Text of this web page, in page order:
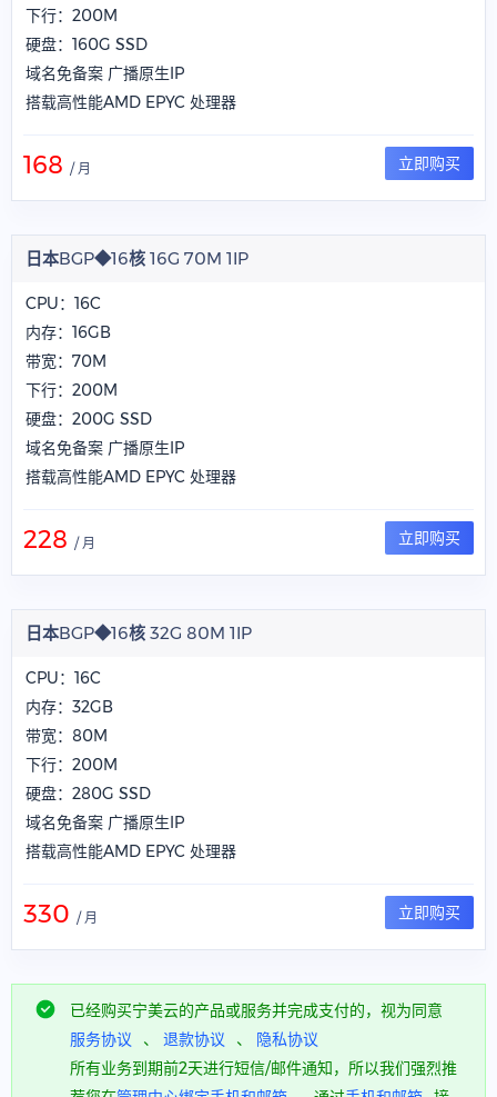
下行：200M
硬盘：160G SSD
域名免备案 广播原生IP
搭载高性能AMD EPYC 处理器
168 / 月 立即购买
日本BGP◆16核 16G 70M 1IP
CPU：16C
内存：16GB
带宽：70M
下行：200M
硬盘：200G SSD
域名免备案 广播原生IP
搭载高性能AMD EPYC 处理器
228 / 月 立即购买
日本BGP◆16核 32G 80M 1IP
CPU：16C
内存：32GB
带宽：80M
下行：200M
硬盘：280G SSD
域名免备案 广播原生IP
搭载高性能AMD EPYC 处理器
330 / 月 立即购买
已经购买宁美云的产品或服务并完成支付的，视为同意
服务协议
、 退款协议 、 隐私协议
所有业务到期前2天进行短信/邮件通知，所以我们强烈推